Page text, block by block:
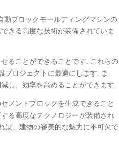
動ブロックモールディングマシンの
きる高度な技術が装備されていま
ることができることです. これらの
プロジェクトに最適にします. ま
し、効率を高めることができます.
メントブロックを生成できること
る高度なテクノロジーが装備され
は、建物の審美的な魅力に不可欠で